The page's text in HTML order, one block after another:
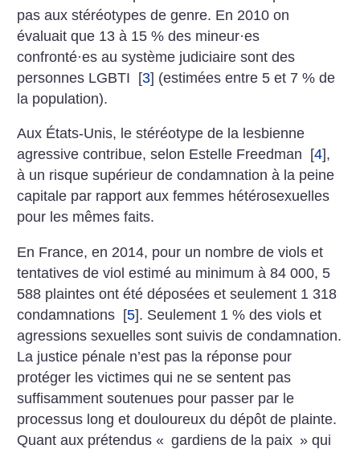
pas aux stéréotypes de genre. En 2010 on
évaluait que 13 à 15 % des mineur·es
confronté·es au système judiciaire sont des
personnes LGBTI [3] (estimées entre 5 et 7 % de
la population).
Aux États-Unis, le stéréotype de la lesbienne
agressive contribue, selon Estelle Freedman
[4],
à un risque supérieur de condamnation à la peine
capitale par rapport aux femmes hétérosexuelles
pour les mêmes faits.
En France, en 2014, pour un nombre de viols et
tentatives de viol estimé au minimum à 84 000, 5
588 plaintes ont été déposées et seulement 1 318
condamnations [5]. Seulement 1 % des viols et
agressions sexuelles sont suivis de condamnation.
La justice pénale n’est pas la réponse pour
protéger les victimes qui ne se sentent pas
suffisamment soutenues pour passer par le
processus long et douloureux du dépôt de plainte.
Quant aux prétendus « gardiens de la paix » qui